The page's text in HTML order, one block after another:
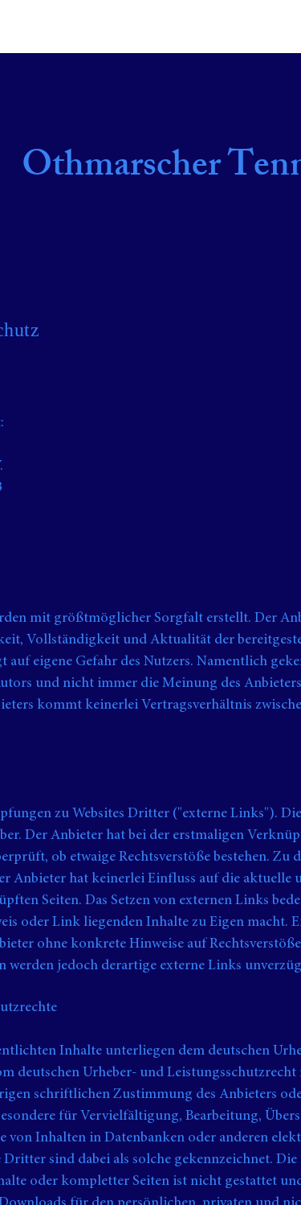
Othmarscher
mit größtmöglicher Sorgfalt erstellt. Der
Vollständigkeit und Aktualität der
auf eigene Gefahr des Nutzers. Namentlich
und nicht immer die Meinung des
kommt keinerlei Vertragsverhältnis
zu Websites Dritter ("externe Links").
Der Anbieter hat bei der erstmaligen
ob etwaige Rechtsverstöße bestehen. Zu
Anbieter hat keinerlei Einfluss auf die aktuelle
Seiten. Das Setzen von externen Links
oder Link liegenden Inhalte zu Eigen macht.
ohne konkrete Hinweise auf
werden jedoch derartige externe Links
Inhalte unterliegen dem deutschen
deutschen Urheber- und Leistungsschutzrecht
schriftlichen Zustimmung des Anbieters
für Vervielfältigung, Bearbeitung,
von Inhalten in Datenbanken oder anderen
Dritter sind dabei als solche gekennzeichnet.
oder kompletter Seiten ist nicht gestattet